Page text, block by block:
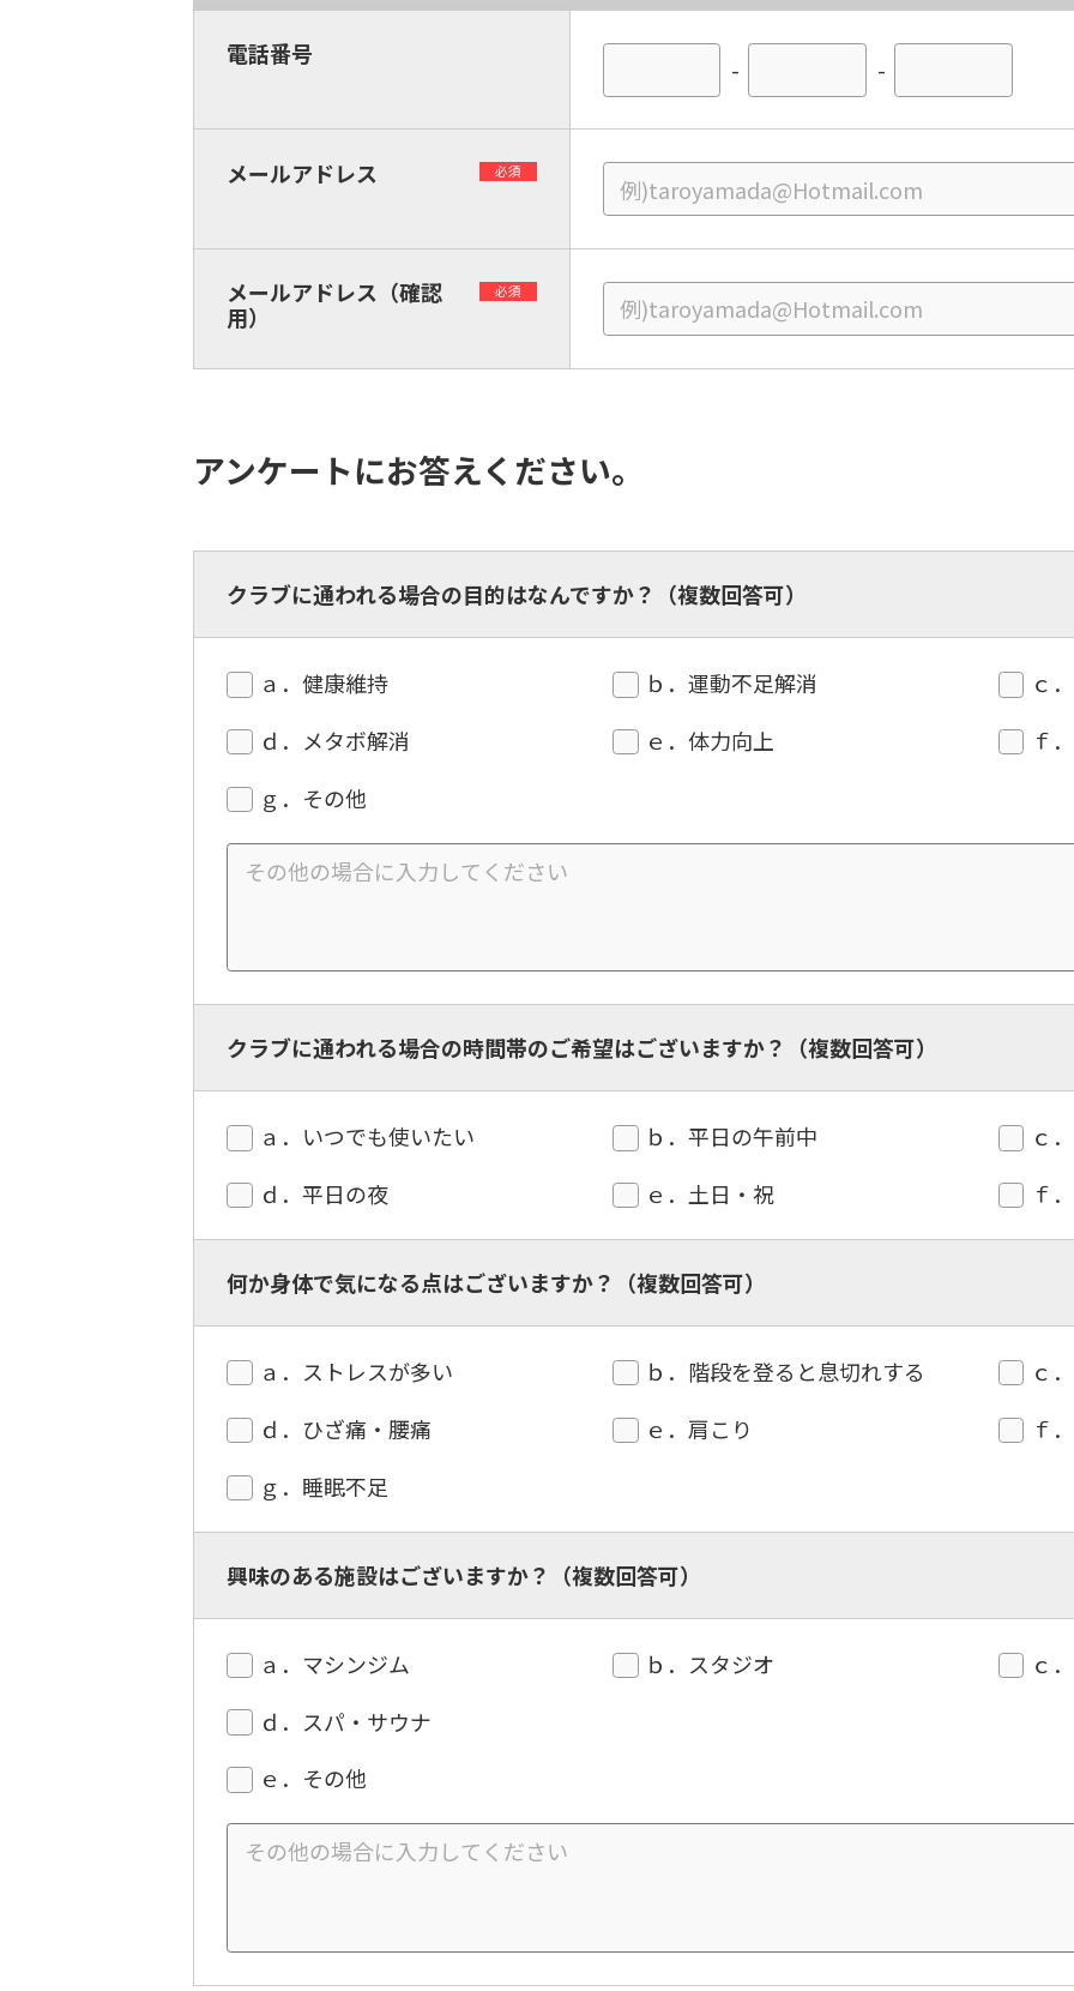
電話番号
- -
メールアドレス 必須
メールアドレス（確認
用）
必須
アンケートにお答えください。
クラブに通われる場合の目的はなんですか？（複数回答可）
ａ．健康維持 ｂ．運動不足解消
ｃ
ｄ．メタボ解消
ｅ．体力向上
ｆ
ｇ．その他
クラブに通われる場合の時間帯のご希望はございますか？（複数回答可）
ａ．いつでも使いたい ｂ．平日の午前中
ｃ
ｄ．平日の夜
ｅ．土日・祝 ｆ
何か身体で気になる点はございますか？（複数回答可）
ａ．ストレスが多い ｂ．階段を登ると息切れする
ｃ
ｄ．ひざ痛・腰痛
ｅ．肩こり
ｆ
ｇ．睡眠不足
興味のある施設はございますか？（複数回答可）
ａ．マシンジム ｂ．スタジオ
ｃ
ｄ．スパ・サウナ
ｅ．その他
For foreigners
Central Sports official website is
automatically translated into
English. Click the link below (start
automatic translation) to return to
fully understand this before using
the service.
Automatic translation start